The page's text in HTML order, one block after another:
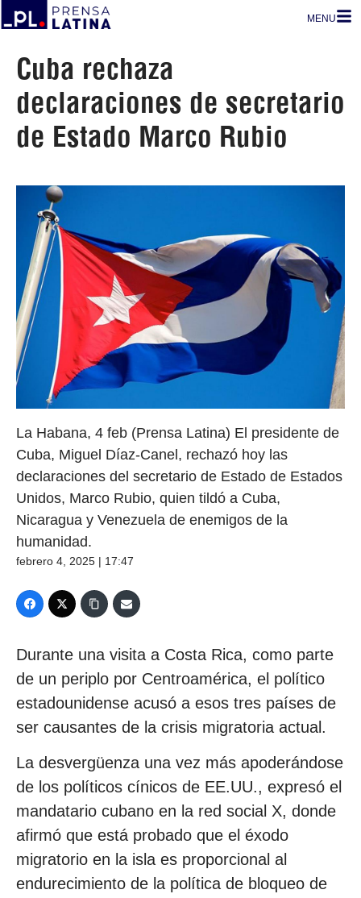
MENU
Cuba rechaza
declaraciones de secretario
de Estado Marco Rubio
La Habana, 4 feb (Prensa Latina) El presidente de
Cuba, Miguel Díaz-Canel, rechazó hoy las
declaraciones del secretario de Estado de Estados
Unidos, Marco Rubio, quien tildó a Cuba,
Nicaragua y Venezuela de enemigos de la
humanidad.
febrero 4, 2025 | 17:47
Durante una visita a Costa Rica, como parte
de un periplo por Centroamérica, el político
estadounidense acusó a esos tres países de
ser causantes de la crisis migratoria actual.
La desvergüenza una vez más apoderándose
de los políticos cínicos de EE.UU., expresó el
mandatario cubano en la red social X, donde
afirmó que está probado que el éxodo
migratorio en la isla es proporcional al
endurecimiento de la política de bloqueo de